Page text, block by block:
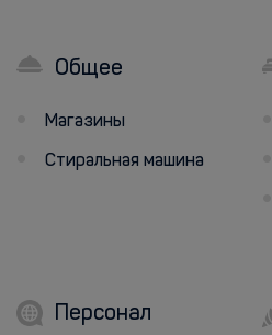
Общее
Магазины
Стиральная машина
Персонал